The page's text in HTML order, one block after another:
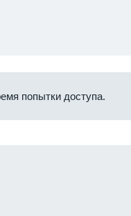
попытки доступа.